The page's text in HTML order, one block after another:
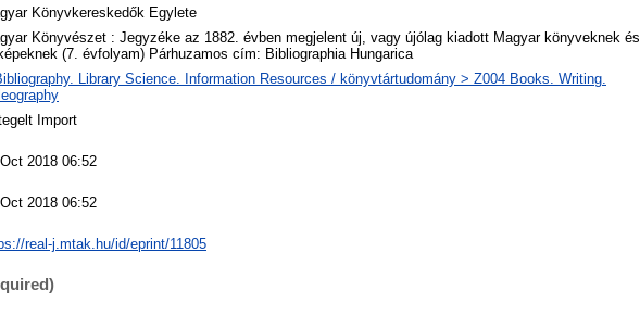
Könyvkereskedők Egylete
Könyvészet : Jegyzéke az 1882. évben megjelent új, vagy újólag kiadott Magyar könyveknek és
(7. évfolyam) Párhuzamos cím: Bibliographia Hungarica
Library Science. Information Resources / könyvtártudomány > Z004 Books. Writing.
Import
2018 06:52
2018 06:52
real-j.mtak.hu/id/eprint/11805